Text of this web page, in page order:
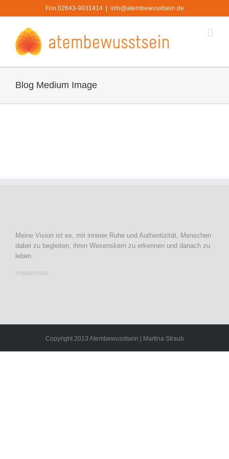
Inhalt
Fon 02643-9031414 info@atembewusstsein.de
Blog Medium Image
Meine Vision ist es, mit innerer Ruhe und Authentizität, Menschen
dabei zu begleiten, ihren Wesenskern zu erkennen und danach zu
leben.
Impressum
Copyright 2013 Atembewusstsein | Martina Straub